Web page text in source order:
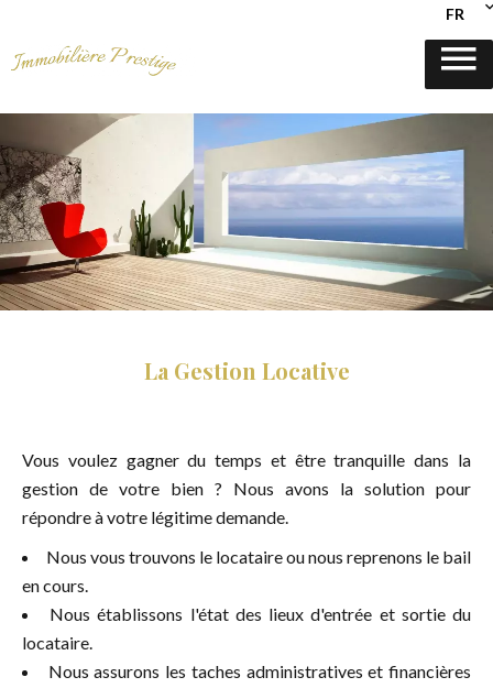
FR
La Gestion Locative
Vous voulez gagner du temps et être tranquille dans la
gestion de votre bien ? Nous avons la solution pour
répondre à votre légitime demande.
Nous vous trouvons le locataire ou nous reprenons le bail
en cours.
Nous établissons l'état des lieux d'entrée et sortie du
locataire.
Nous assurons les taches administratives et financières